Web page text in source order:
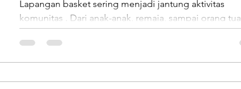
Lapangan basket sering menjadi jantung aktivitas
komunitas . Dari anak-anak, remaja, sampai orang tua,
semua berkumpul, berinteraksi, dan membangun
kebersamaan. Namun, semua itu tidak akan berjalan
maksimal tanpa papan ring basket fiberglass yang kuat,